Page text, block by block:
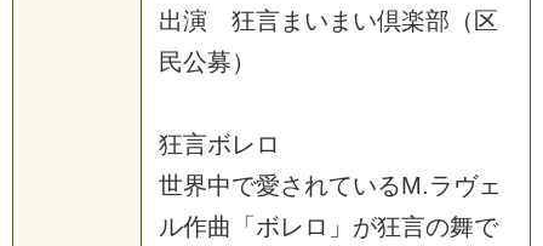
出演 狂言まいまい倶楽部（区
民公募）
狂言ボレロ
世界中で愛されているM.ラヴェ
ル作曲「ボレロ」が狂言の舞で